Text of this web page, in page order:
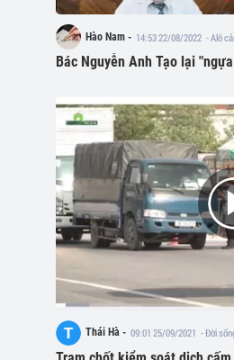
Hào Nam - 14:53 22/08/2022 - Alô
Bác Nguyễn Anh Tạo lại
Thái Hà - 09:01 25/09/2021 - Đời